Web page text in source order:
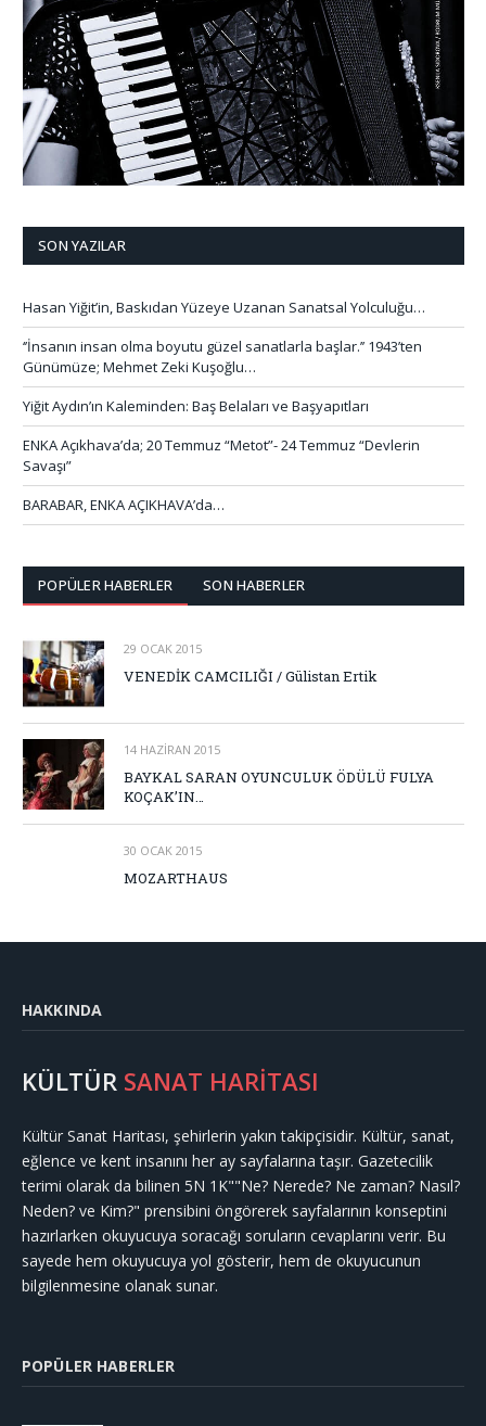
SON YAZILAR
Hasan Yiğit’in, Baskıdan Yüzeye Uzanan Sanatsal Yolculuğu…
‘’İnsanın insan olma boyutu güzel sanatlarla başlar.’’ 1943’ten
Günümüze; Mehmet Zeki Kuşoğlu…
Yiğit Aydın’ın Kaleminden: Baş Belaları ve Başyapıtları
ENKA Açıkhava’da; 20 Temmuz “Metot”- 24 Temmuz “Devlerin
Savaşı”
BARABAR, ENKA AÇIKHAVA’da…
POPÜLER HABERLER SON HABERLER
29 OCAK 2015
VENEDİK CAMCILIĞI / Gülistan Ertik
14 HAZIRAN 2015
BAYKAL SARAN OYUNCULUK ÖDÜLÜ FULYA
KOÇAK’IN…
30 OCAK 2015
MOZARTHAUS
HAKKINDA
KÜLTÜR SANAT HARİTASI
Kültür Sanat Haritası, şehirlerin yakın takipçisidir. Kültür, sanat,
eğlence ve kent insanını her ay sayfalarına taşır. Gazetecilik
terimi olarak da bilinen 5N 1K""Ne? Nerede? Ne zaman? Nasıl?
Neden? ve Kim?" prensibini öngörerek sayfalarının konseptini
hazırlarken okuyucuya soracağı soruların cevaplarını verir. Bu
sayede hem okuyucuya yol gösterir, hem de okuyucunun
bilgilenmesine olanak sunar.
POPÜLER HABERLER